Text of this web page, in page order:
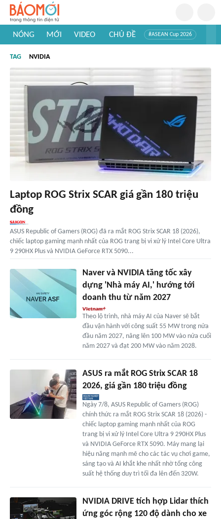
NÓNG MỚI VIDEO CHỦ ĐỀ #ASEAN Cup 2026
#Khám phá thế giới
TAG NVIDIA
Laptop ROG Strix SCAR giá gần 180 triệu
đồng
ASUS Republic of Gamers (ROG) đã ra mắt ROG Strix SCAR 18 (2026),
chiếc laptop gaming mạnh nhất của ROG trang bị vi xử lý Intel Core Ultra
9 290HX Plus và NVIDIA GeForce RTX 5090...
Naver và NVIDIA tăng tốc xây
dựng 'Nhà máy AI,' hướng tới
doanh thu từ năm 2027
Theo lộ trình, nhà máy AI của Naver sẽ bắt
đầu vận hành với công suất 55 MW trong nửa
đầu năm 2027, nâng lên 100 MW vào nửa cuối
năm 2027 và đạt 200 MW vào năm 2028.
ASUS ra mắt ROG Strix SCAR 18
2026, giá gần 180 triệu đồng
Ngày 7/8, ASUS Republic of Gamers (ROG)
chính thức ra mắt ROG Strix SCAR 18 (2026) -
chiếc laptop gaming mạnh nhất của ROG
trang bị vi xử lý Intel Core Ultra 9 290HX Plus
và NVIDIA GeForce RTX 5090. Máy mang lại
hiệu năng mạnh mẽ cho các tác vụ chơi game,
sáng tạo và AI khắt khe nhất nhờ tổng công
suất hệ thống duy trì tối đa lên đến 320W.
NVIDIA DRIVE tích hợp Lidar thích
ứng góc rộng 120 độ dành cho xe